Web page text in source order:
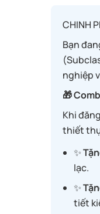
CHINH
Bạn
nghiệp
🎁
Khi
thiết
✨
lạc.
✨
tiết